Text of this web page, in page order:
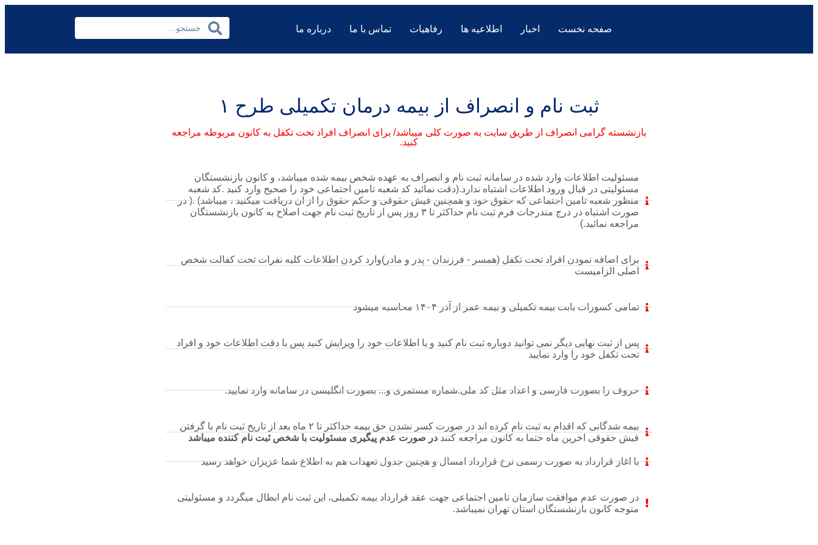
صفحه نخست اخبار اطلاعیه ها رفاهیات تماس با ما درباره ما
ثبت نام و انصراف از بیمه درمان تکمیلی طرح ۱
بازنشسته گرامی انصراف از طریق سایت به صورت کلی میباشد/ برای انصراف افراد تحت تکفل به کانون مربوطه مراجعه
کنید.
مسئولیت اطلاعات وارد شده در سامانه ثبت نام و انصراف به عهده شخص بیمه شده میباشد، و کانون بازنشستگان
مسئولیتی در قبال ورود اطلاعات اشتباه ندارد.(دقت نمائید کد شعبه تامین اجتماعی خود را صحیح وارد کنید .کد شعبه
منظور شعبه تامین اجتماعی که حقوق خود و همچنین فیش حقوقی و حکم حقوق را از ان دریافت میکنید ، میباشد) .( در
صورت اشتباه در درج مندرجات فرم ثبت نام حداکثر تا ۳ روز پس از تاریخ ثبت نام جهت اصلاح به کانون بازنشستگان
مراجعه نمائید.)
برای اضافه نمودن افراد تحت تکفل (همسر - فرزندان - پدر و مادر)وارد کردن اطلاعات کلیه نفرات تحت کفالت شخص
اصلی الزامیست
تمامی کسورات بابت بیمه تکمیلی و بیمه عمر از آذر ۱۴۰۴ محاسبه میشود
پس از ثبت نهایی دیگر نمی توانید دوباره ثبت نام کنید و یا اطلاعات خود را ویرایش کنید پس با دقت اطلاعات خود و افراد
تحت تکفل خود را وارد نمایید
حروف را بصورت فارسی و اعداد مثل کد ملی.شماره مستمری و... بصورت انگلیسی در سامانه وارد نمایید.
بیمه شدگانی که اقدام به ثبت نام کرده اند در صورت کسر نشدن حق بیمه حداکثر تا ۲ ماه بعد از تاریخ ثبت نام با گرفتن
فیش حقوقی اخرین ماه حتما به کانون مراجعه کننددر صورت عدم پیگیری مسئولیت با شخص ثبت نام کننده میباشد
با اغاز قرارداد به صورت رسمی نرخ قرارداد امسال و هچنین جدول تعهدات هم به اطلاع شما عزیزان خواهد رسید
در صورت عدم موافقت سازمان تامین اجتماعی جهت عقد قرارداد بیمه تکمیلی، این ثبت نام ابطال میگردد و مسئولیتی
متوجه کانون بازنشستگان استان تهران نمیباشد.